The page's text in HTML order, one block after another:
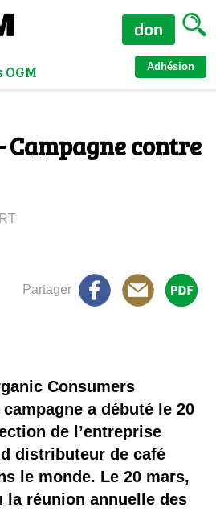
Adhésion
don
Campagne contre
Partager
Consumers
a débuté le 20
de l’entreprise
distributeur de café
le monde. Le 20 mars,
la réunion annuelle des